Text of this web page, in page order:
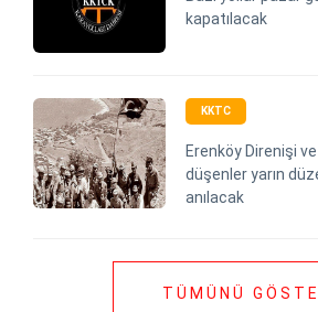
kapatılacak
KKTC
Erenköy Direnişi
düşenler yarın
anılacak
TÜMÜNÜ